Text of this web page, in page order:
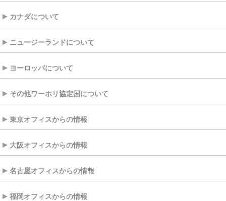
カナダについて
ニュージーランドについて
ヨーロッパについて
その他ワーホリ協定国について
東京オフィスからの情報
大阪オフィスからの情報
名古屋オフィスからの情報
福岡オフィスからの情報